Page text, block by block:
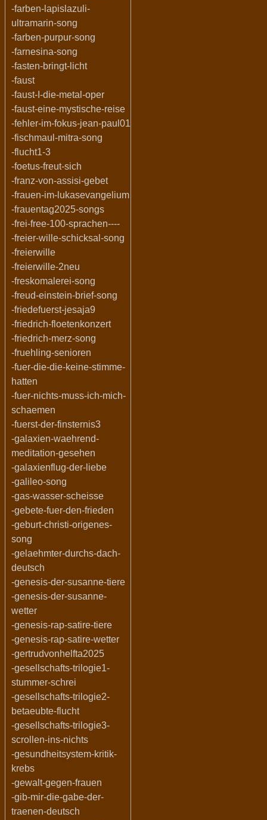
-farben-lapislazuli-
ultramarin-song
-farben-purpur-song
-farnesina-song
-fasten-bringt-licht
-faust
-faust-I-die-metal-oper
-faust-eine-mystische-reise
-fehler-im-fokus-jean-paul01
-fischmaul-mitra-song
-flucht1-3
-foetus-freut-sich
-franz-von-assisi-gebet
-frauen-im-lukasevangelium
-frauentag2025-songs
-frei-free-100-sprachen----
-freier-wille-schicksal-song
-freierwille
-freierwille-2neu
-freskomalerei-song
-freud-einstein-brief-song
-friedefuerst-jesaja9
-friedrich-floetenkonzert
-friedrich-merz-song
-fruehling-senioren
-fuer-die-die-keine-stimme-
hatten
-fuer-nichts-muss-ich-mich-
schaemen
-fuerst-der-finsternis3
-galaxien-waehrend-
meditation-gesehen
-galaxienflug-der-liebe
-galileo-song
-gas-wasser-scheisse
-gebete-fuer-den-frieden
-geburt-christi-origenes-
song
-gelaehmter-durchs-dach-
deutsch
-genesis-der-susanne-tiere
-genesis-der-susanne-
wetter
-genesis-rap-satire-tiere
-genesis-rap-satire-wetter
-gertrudvonhelfta2025
-gesellschafts-trilogie1-
stummer-schrei
-gesellschafts-trilogie2-
betaeubte-flucht
-gesellschafts-trilogie3-
scrollen-ins-nichts
-gesundheitsystem-kritik-
krebs
-gewalt-gegen-frauen
-gib-mir-die-gabe-der-
traenen-deutsch